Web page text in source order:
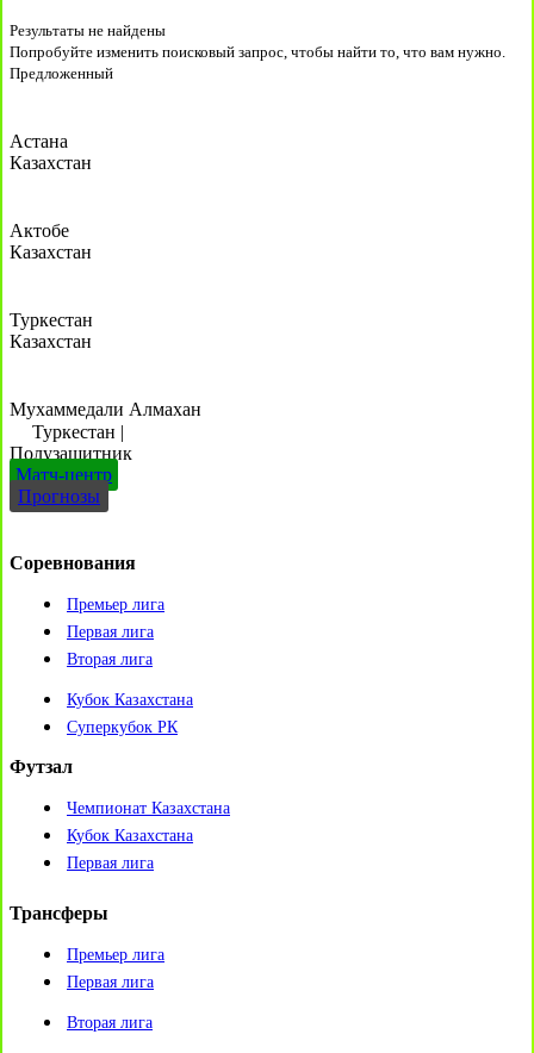
Результаты не найдены
Попробуйте изменить поисковый запрос, чтобы найти то, что вам нужно.
Предложенный
Астана
Казахстан
Актобе
Казахстан
Туркестан
Казахстан
Мухаммедали Алмахан
Туркестан |
Полузащитник
Матч-центр
Прогнозы
Соревнования
Премьер лига
Первая лига
Вторая лига
Кубок Казахстана
Суперкубок РК
Футзал
Чемпионат Казахстана
Кубок Казахстана
Первая лига
Трансферы
Премьер лига
Первая лига
Вторая лига